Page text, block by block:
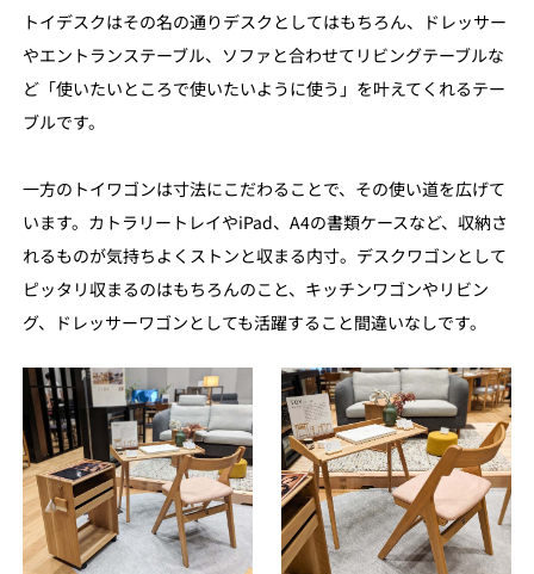
トイデスクはその名の通りデスクとしてはもちろん、ドレッサー
やエントランステーブル、ソファと合わせてリビングテーブルな
ど「使いたいところで使いたいように使う」を叶えてくれるテー
ブルです。
一方のトイワゴンは寸法にこだわることで、その使い道を広げて
います。カトラリートレイやiPad、A4の書類ケースなど、収納さ
れるものが気持ちよくストンと収まる内寸。デスクワゴンとして
ピッタリ収まるのはもちろんのこと、キッチンワゴンやリビン
グ、ドレッサーワゴンとしても活躍すること間違いなしです。